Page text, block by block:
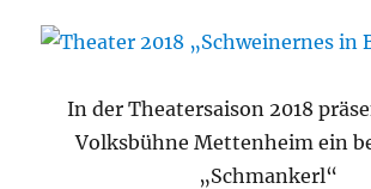
In der Theatersaison 2018
Volksbühne Mettenheim ein
„Schmankerl“